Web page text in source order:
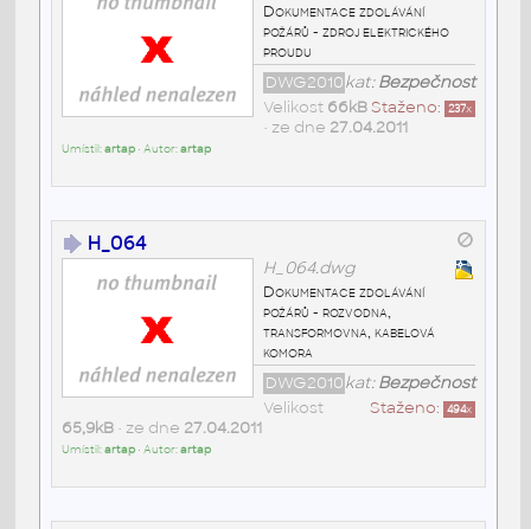
Dokumentace zdolávání
požárů - zdroj elektrického
proudu
kat:Bezpečnost
DWG2010
Staženo: 237x
Velikost 66kB
• ze dne 27.04.2011
Umístil:artap• Autor:artap
H_064
H_064.dwg
Dokumentace zdolávání
požárů - rozvodna,
transformovna, kabelová
komora
kat:Bezpečnost
DWG2010
Staženo: 494x
Velikost
65,9kB• ze dne 27.04.2011
Umístil:artap• Autor:artap